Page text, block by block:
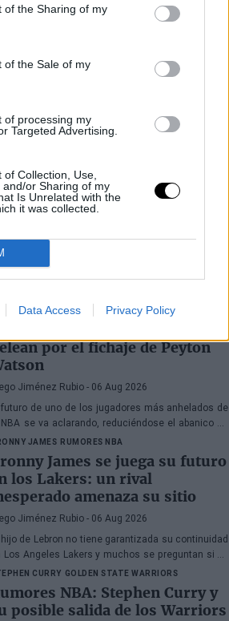
of the Sharing of my
of the Sale of my
of processing my
Targeted Advertising.
Collection, Use,
and/or Sharing of my
Is Unrelated with the
it was collected.
Data Access Privacy Policy
WATSON DENVER NUGGETS
por el fichaje de Peyton
Jiménez Rubio - 06 Aug 2026
futuro de uno de los jugadores más anhelados de
NBA se va aclarando, reduciéndose el abanico de
candidatas a tres.
JAMES RUMORES NBA
James se juega su futuro
los Lakers: un rival
amenaza su sitio
Jiménez Rubio - 06 Aug 2026
hijo de Lebron no tiene garantizada su continuidad
Los Angeles Lakers y muchos se preguntan si ha
méritos para seguir en la NBA.
CURRY GOLDEN STATE WARRIORS
NBA: Stephen Curry y
posible salida de los Warriors